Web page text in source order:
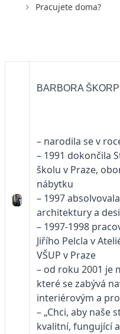
Pracujete doma?
BARBORA
– narodila se v
– 1991 dokončila
školu v Praze,
nábytku
– 1997
architektury a
– 1997-1998
Jiřího Pelcla v
VŠUP v Praze
– od roku 2001 je
které se zabývá
interiérovým a
– „Chci, aby naše
kvalitní, fungující